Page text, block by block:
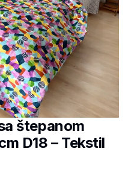
štepanom
D18 – Tekstil